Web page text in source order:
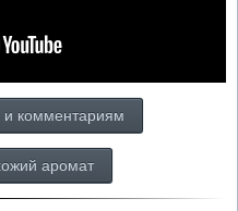
и комментариям
аромат